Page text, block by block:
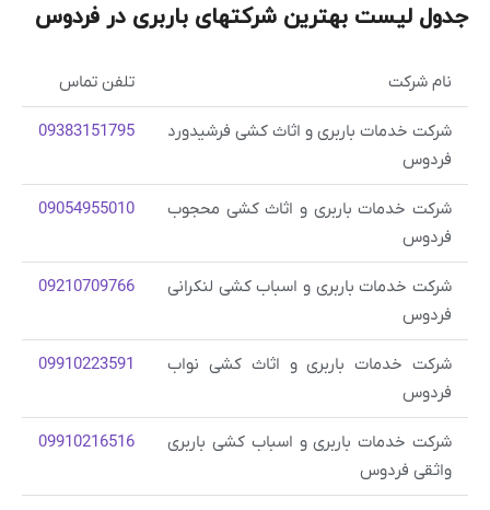
جدول لیست بهترین شرکتهای باربری در فردوس
نام شرکت تلفن تماس
شرکت خدمات باربری و اثاث کشی فرشیدورد
فردوس
09383151795
شرکت خدمات باربری و اثاث کشی محجوب
فردوس
09054955010
شرکت خدمات باربری و اسباب کشی لنکرانی
فردوس
09210709766
شرکت خدمات باربری و اثاث کشی نواب
فردوس
09910223591
شرکت خدمات باربری و اسباب کشی باربری
واثقی فردوس
09910216516